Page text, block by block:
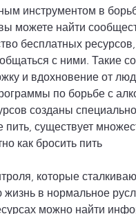
инструментом в
можете найти
бесплатных ресурсов,
с ними. Такие
и вдохновение от
по борьбе с
созданы
существует
как бросить пить
которые
жизнь в нормальное
можно найти